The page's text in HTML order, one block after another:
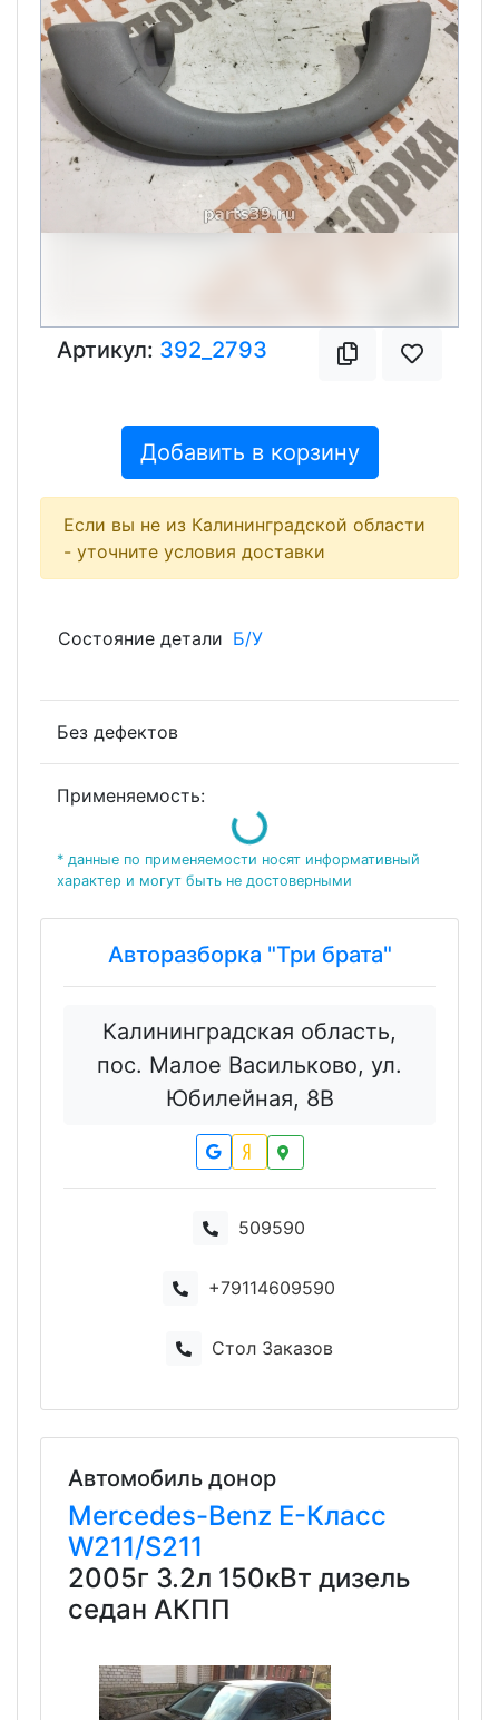
Артикул: 392_2793
Добавить в корзину
Если вы не из Калининградской области
- уточните условия доставки
Состояние детали Б/У
Без дефектов
Применяемость: Loading...
* данные по применяемости носят информативный
характер и могут быть не достоверными
Авторазборка "Три брата"
Калининградская область,
пос. Малое Васильково, ул.
Юбилейная, 8В
509590
+79114609590
Стол Заказов
Автомобиль донор
Mercedes-Benz E-Класс
W211/S211
2005г 3.2л 150кВт дизель
седан АКПП